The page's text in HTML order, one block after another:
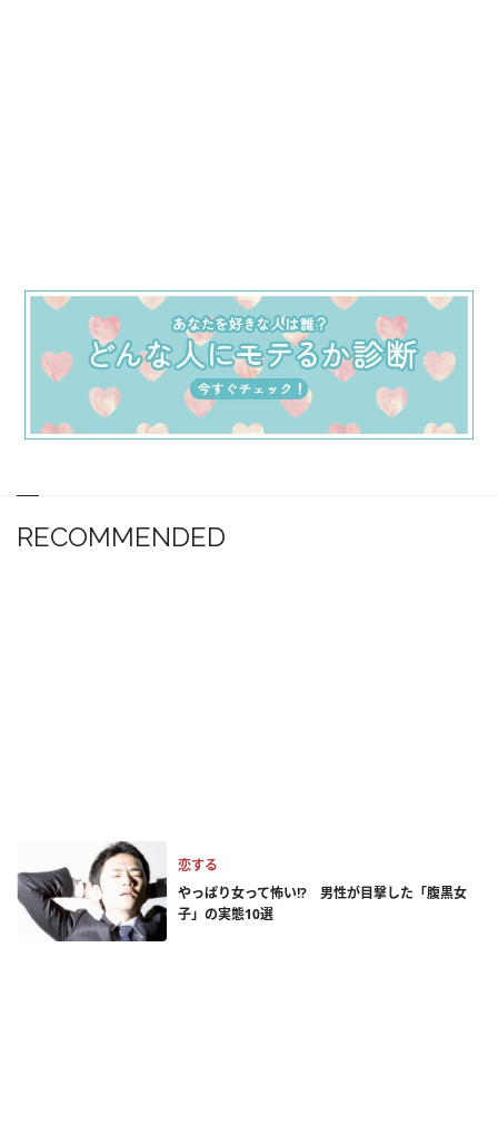
RECOMMENDED
恋する
やっぱり女って怖い!? 男性が目撃した「腹黒女
子」の実態10選